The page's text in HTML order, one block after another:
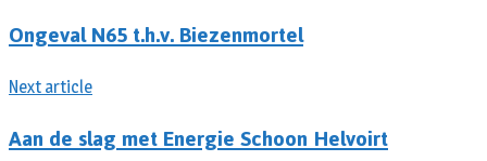
Ongeval N65 t.h.v. Biezenmortel
Next article
Aan de slag met Energie Schoon Helvoirt